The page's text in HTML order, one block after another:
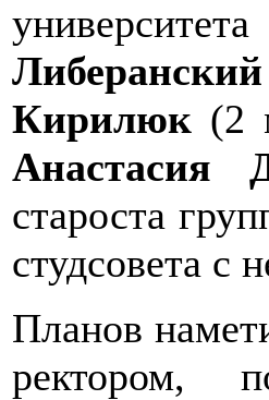
Кирилюк (2
Анастасия
староста
студсовета с
Планов
ректором,